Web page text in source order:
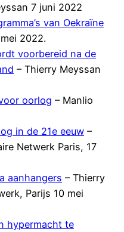
7 juni 2022
van Oekraïne
2022.
voorbereid na de
– Thierry Meyssan
oorlog – Manlio
in de 21e eeuw –
Netwerk Paris, 17
aanhangers – Thierry
Parijs 10 mei
hypermacht te